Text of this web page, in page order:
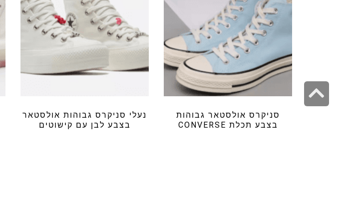
סניקרס אולסטאר גבוהות
בצבע תכלת CONVERSE
נעלי סניקרס גבוהות אולסטאר
בצבע לבן עם קישוטים
גלילה
לראש